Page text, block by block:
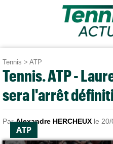
Tennis > ATP
Tennis. ATP -
sera l'arrêt
ParAlexandre HERCHEUX le
ATP